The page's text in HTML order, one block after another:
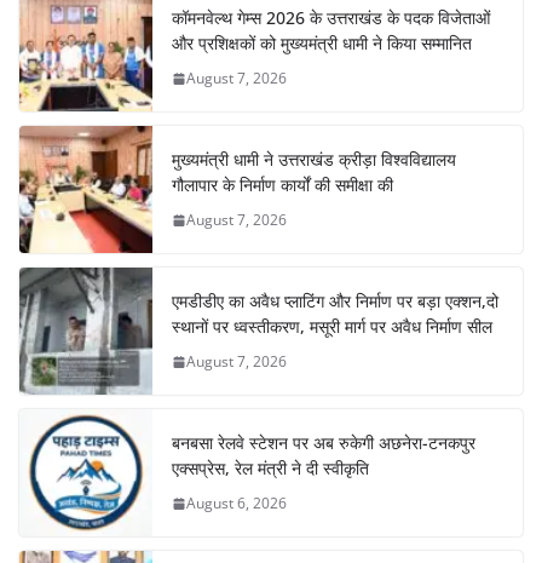
कॉमनवेल्थ गेम्स 2026 के उत्तराखंड के पदक विजेताओं
और प्रशिक्षकों को मुख्यमंत्री धामी ने किया सम्मानित
August 7, 2026
मुख्यमंत्री धामी ने उत्तराखंड क्रीड़ा विश्वविद्यालय
गौलापार के निर्माण कार्यों की समीक्षा की
August 7, 2026
एमडीडीए का अवैध प्लाटिंग और निर्माण पर बड़ा एक्शन,दो
स्थानों पर ध्वस्तीकरण, मसूरी मार्ग पर अवैध निर्माण सील
August 7, 2026
बनबसा रेलवे स्टेशन पर अब रुकेगी अछनेरा-टनकपुर
एक्सप्रेस, रेल मंत्री ने दी स्वीकृति
August 6, 2026